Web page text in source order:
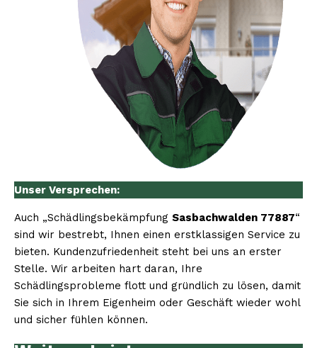
Unser Versprechen:
Auch „Schädlingsbekämpfung Sasbachwalden 77887“
sind wir bestrebt, Ihnen einen erstklassigen Service zu
bieten. Kundenzufriedenheit steht bei uns an erster
Stelle. Wir arbeiten hart daran, Ihre
Schädlingsprobleme flott und gründlich zu lösen, damit
Sie sich in Ihrem Eigenheim oder Geschäft wieder wohl
und sicher fühlen können.